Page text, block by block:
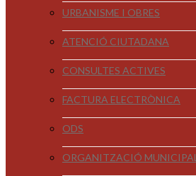
URBANISME I OBRES
ATENCIÓ CIUTADANA
CONSULTES ACTIVES
FACTURA ELECTRÒNICA
ODS
ORGANITZACIÓ MUNICIPAL